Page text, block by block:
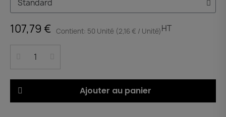
107,79 € Contient: 50 Unité (2,16 € / Unité)HT
Ajouter au panier